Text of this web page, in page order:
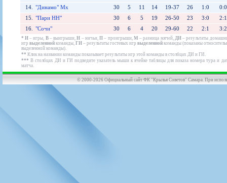
Таблица
14.
"Динамо" Мх 30 5 11 14 19-37 26 1:0
0:0
15.
"Пари НН" 30 6 5 19 26-50 23 3:0
2:1
16.
"Сочи" 30 6 4 20 29-60 22 2:1 3:2
* И– игры, В– выигрыши,Н – ничьи, П – проигрыши, M – разница мячей, ДИ– результаты
игр выделеннойкоманды, ГИ– результаты гостевых игр выделеннойкоманды (показаны
выделенной команды).
** Клик на названии команды показывает результаты игр этой команды в столбцах ДИ и ГИ.
*** В столбцах ДИ и ГИ подведите указатель мыши к ячейке таблицы для показа номера тура и
матча.
© 2000-2026 Официальный сайт ФК "Крылья Советов" Самара. При